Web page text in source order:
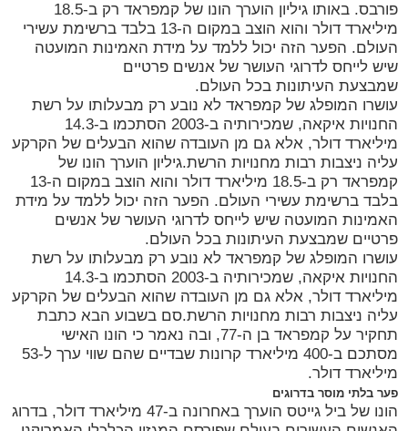
פורבס. באותו גיליון הוערך הונו של קמפראד רק ב-18.5
מיליארד דולר והוא הוצב במקום ה-13 בלבד ברשימת עשירי
העולם. הפער הזה יכול ללמד על מידת האמינות המועטה
שיש לייחס לדרוגי העושר של אנשים פרטיים
שמבצעת העיתונות בכל העולם.
עושרו המופלג של קמפראד לא נובע רק מבעלותו על רשת
החנויות איקאה, שמכירותיה ב-2003 הסתכמו ב-14.3
מיליארד דולר, אלא גם מן העובדה שהוא הבעלים של הקרקע
עליה ניצבות רבות מחנויות הרשת.גיליון הוערך הונו של
קמפראד רק ב-18.5 מיליארד דולר והוא הוצב במקום ה-13
בלבד ברשימת עשירי העולם. הפער הזה יכול ללמד על מידת
האמינות המועטה שיש לייחס לדרוגי העושר של אנשים
פרטיים שמבצעת העיתונות בכל העולם.
עושרו המופלג של קמפראד לא נובע רק מבעלותו על רשת
החנויות איקאה, שמכירותיה ב-2003 הסתכמו ב-14.3
מיליארד דולר, אלא גם מן העובדה שהוא הבעלים של הקרקע
עליה ניצבות רבות מחנויות הרשת.סם בשבוע הבא כתבת
תחקיר על קמפראד בן ה-77, ובה נאמר כי הונו האישי
מסתכם ב-400 מיליארד קרונות שבדיים שהם שווי ערך ל-53
מיליארד דולר.
פער בלתי מוסר בדרוגים
הונו של ביל גייטס הוערך באחרונה ב-47 מיליארד דולר, בדרוג